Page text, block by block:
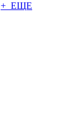
+ ЕЩЕ